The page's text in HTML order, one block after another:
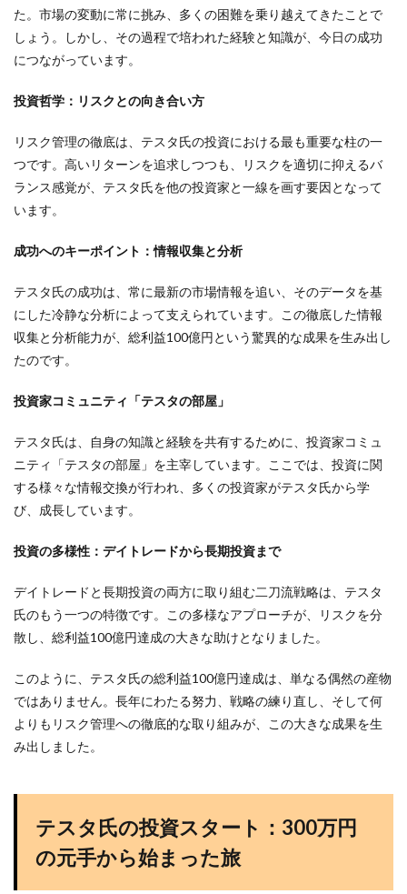
た。市場の変動に常に挑み、多くの困難を乗り越えてきたことで
しょう。しかし、その過程で培われた経験と知識が、今日の成功
につながっています。
投資哲学：リスクとの向き合い方
リスク管理の徹底は、テスタ氏の投資における最も重要な柱の一
つです。高いリターンを追求しつつも、リスクを適切に抑えるバ
ランス感覚が、テスタ氏を他の投資家と一線を画す要因となって
います。
成功へのキーポイント：情報収集と分析
テスタ氏の成功は、常に最新の市場情報を追い、そのデータを基
にした冷静な分析によって支えられています。この徹底した情報
収集と分析能力が、総利益100億円という驚異的な成果を生み出し
たのです。
投資家コミュニティ「テスタの部屋」
テスタ氏は、自身の知識と経験を共有するために、投資家コミュ
ニティ「テスタの部屋」を主宰しています。ここでは、投資に関
する様々な情報交換が行われ、多くの投資家がテスタ氏から学
び、成長しています。
投資の多様性：デイトレードから長期投資まで
デイトレードと長期投資の両方に取り組む二刀流戦略は、テスタ
氏のもう一つの特徴です。この多様なアプローチが、リスクを分
散し、総利益100億円達成の大きな助けとなりました。
このように、テスタ氏の総利益100億円達成は、単なる偶然の産物
ではありません。長年にわたる努力、戦略の練り直し、そして何
よりもリスク管理への徹底的な取り組みが、この大きな成果を生
み出しました。
テスタ氏の投資スタート：300万円
の元手から始まった旅